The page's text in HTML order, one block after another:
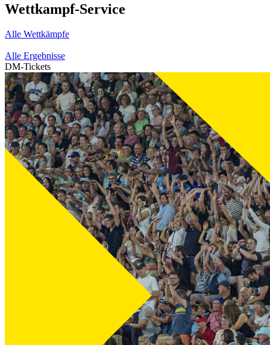
Wettkampf-Service
Alle Wettkämpfe
Alle Ergebnisse
DM-Tickets